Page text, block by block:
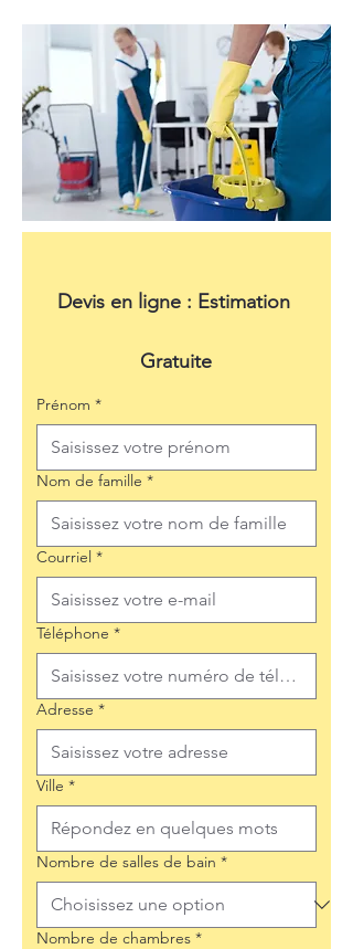
Devis en ligne : Estimation
Gratuite
Prénom *
Nom de famille *
Courriel *
Téléphone *
Adresse *
Ville *
Nombre de salles de bain *
Nombre de chambres *